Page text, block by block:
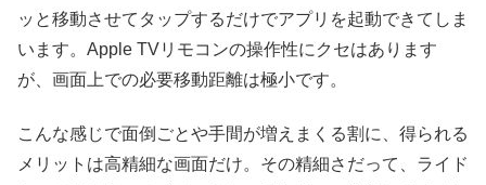
ッと移動させてタップするだけでアプリを起動できてしま
います。Apple TVリモコンの操作性にクセはあります
が、画面上での必要移動距離は極小です。
こんな感じで面倒ごとや手間が増えまくる割に、得られる
メリットは高精細な画面だけ。その精細さだって、ライド